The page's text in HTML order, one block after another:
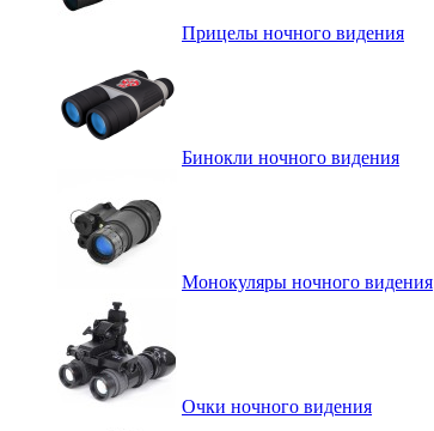
Прицелы ночного видения
Бинокли ночного видения
Монокуляры ночного видения
Очки ночного видения